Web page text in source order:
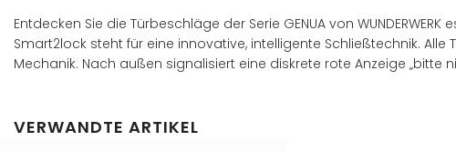
Entdecken Sie die Türbeschläge der Serie GENUA von
Smart2lock steht für eine innovative, intelligente Schließtechnik.
Mechanik. Nach außen signalisiert eine diskrete rote Anzeige „bitte
VERWANDTE ARTIKEL